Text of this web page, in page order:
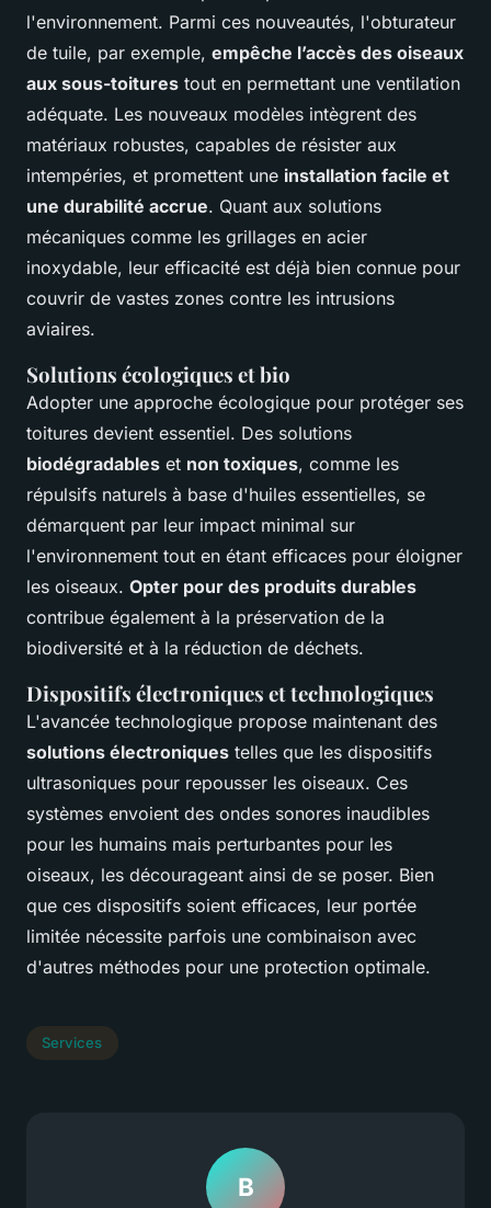
l'environnement. Parmi ces nouveautés, l'obturateur
de tuile, par exemple, empêche l’accès des oiseaux
aux sous-toitures tout en permettant une ventilation
adéquate. Les nouveaux modèles intègrent des
matériaux robustes, capables de résister aux
intempéries, et promettent une installation facile et
une durabilité accrue. Quant aux solutions
mécaniques comme les grillages en acier
inoxydable, leur efficacité est déjà bien connue pour
couvrir de vastes zones contre les intrusions
aviaires.
Solutions écologiques et bio
Adopter une approche écologique pour protéger ses
toitures devient essentiel. Des solutions
biodégradables et non toxiques, comme les
répulsifs naturels à base d'huiles essentielles, se
démarquent par leur impact minimal sur
l'environnement tout en étant efficaces pour éloigner
les oiseaux. Opter pour des produits durables
contribue également à la préservation de la
biodiversité et à la réduction de déchets.
Dispositifs électroniques et technologiques
L'avancée technologique propose maintenant des
solutions électroniques telles que les dispositifs
ultrasoniques pour repousser les oiseaux. Ces
systèmes envoient des ondes sonores inaudibles
pour les humains mais perturbantes pour les
oiseaux, les décourageant ainsi de se poser. Bien
que ces dispositifs soient efficaces, leur portée
limitée nécessite parfois une combinaison avec
d'autres méthodes pour une protection optimale.
Services
B